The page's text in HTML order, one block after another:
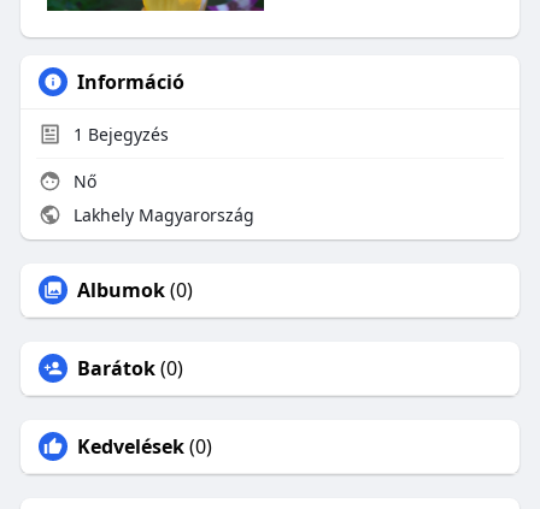
Információ
1 Bejegyzés
Nő
Lakhely Magyarország
Albumok(0)
Barátok(0)
Kedvelések(0)